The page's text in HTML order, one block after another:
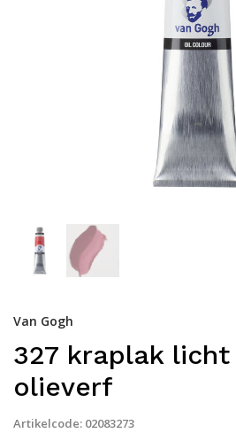
Van Gogh
327 kraplak
olieverf
Artikelcode: 02083273